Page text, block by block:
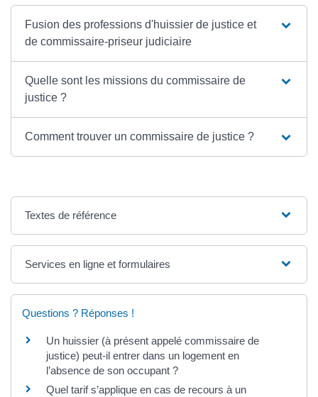
Fusion des professions d'huissier de justice et
de commissaire-priseur judiciaire
Quelle sont les missions du commissaire de
justice ?
Comment trouver un commissaire de justice ?
Textes de référence
Services en ligne et formulaires
Questions ? Réponses !
Un huissier (à présent appelé commissaire de
justice) peut-il entrer dans un logement en
l’absence de son occupant ?
Quel tarif s’applique en cas de recours à un